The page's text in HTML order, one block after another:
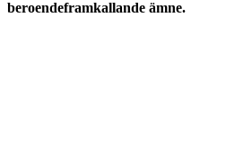
beroendeframkallande ämne.